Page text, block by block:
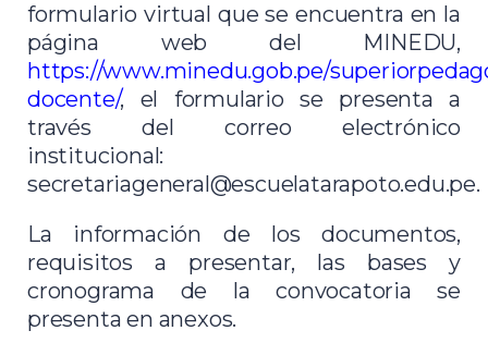
formulario virtual que se encuentra en la
página web del MINEDU,
https://www.minedu.gob.pe/
docente/, el formulario se presenta a
través del correo electrónico
institucional:
secretariageneral@escuelatarapoto.edu.pe.
La información de los documentos,
requisitos a presentar, las bases y
cronograma de la convocatoria se
presenta en anexos.